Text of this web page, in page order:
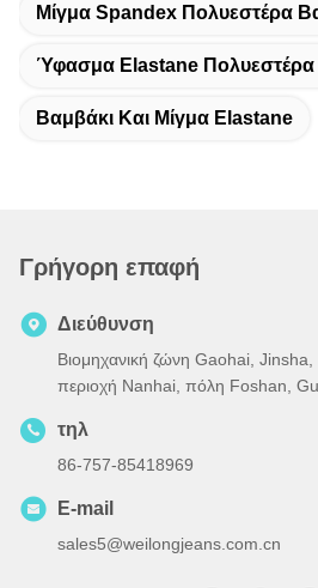
Μίγμα Spandex Πολυεστέρα
Ύφασμα Elastane Πολυεστέρα
Βαμβάκι Και Μίγμα Elastane
Γρήγορη επαφή
Διεύθυνση
Βιομηχανική ζώνη Gaohai,
περιοχή Nanhai, πόλη Foshan,
τηλ
86-757-85418969
E-mail
sales5@weilongjeans.com.cn